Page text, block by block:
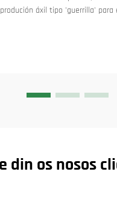
áxil tipo 'guerrilla' para
en marcha. Saiba máis.
din os nosos